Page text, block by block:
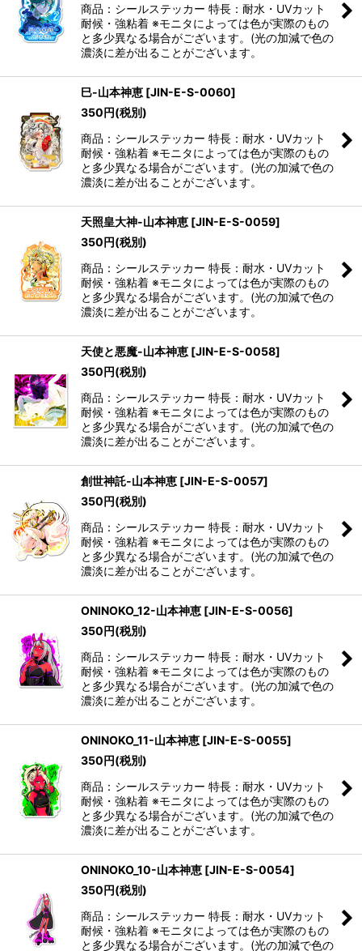
商品：シールステッカー 特長：耐水・UVカット
耐候・強粘着 ※モニタによっては色が実際のもの
と多少異なる場合がございます。(光の加減で色の
濃淡に差が出ることがございます。
巳-山本神恵 [JIN-E-S-0060]
350円(税別)
商品：シールステッカー 特長：耐水・UVカット
耐候・強粘着 ※モニタによっては色が実際のもの
と多少異なる場合がございます。(光の加減で色の
濃淡に差が出ることがございます。
天照皇大神-山本神恵 [JIN-E-S-0059]
350円(税別)
商品：シールステッカー 特長：耐水・UVカット
耐候・強粘着 ※モニタによっては色が実際のもの
と多少異なる場合がございます。(光の加減で色の
濃淡に差が出ることがございます。
天使と悪魔-山本神恵 [JIN-E-S-0058]
350円(税別)
商品：シールステッカー 特長：耐水・UVカット
耐候・強粘着 ※モニタによっては色が実際のもの
と多少異なる場合がございます。(光の加減で色の
濃淡に差が出ることがございます。
創世神託-山本神恵 [JIN-E-S-0057]
350円(税別)
商品：シールステッカー 特長：耐水・UVカット
耐候・強粘着 ※モニタによっては色が実際のもの
と多少異なる場合がございます。(光の加減で色の
濃淡に差が出ることがございます。
ONINOKO_12-山本神恵 [JIN-E-S-0056]
350円(税別)
商品：シールステッカー 特長：耐水・UVカット
耐候・強粘着 ※モニタによっては色が実際のもの
と多少異なる場合がございます。(光の加減で色の
濃淡に差が出ることがございます。
ONINOKO_11-山本神恵 [JIN-E-S-0055]
350円(税別)
商品：シールステッカー 特長：耐水・UVカット
耐候・強粘着 ※モニタによっては色が実際のもの
と多少異なる場合がございます。(光の加減で色の
濃淡に差が出ることがございます。
ONINOKO_10-山本神恵 [JIN-E-S-0054]
350円(税別)
商品：シールステッカー 特長：耐水・UVカット
耐候・強粘着 ※モニタによっては色が実際のもの
と多少異なる場合がございます。(光の加減で色の